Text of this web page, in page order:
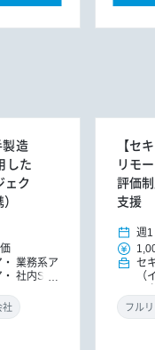
製造
した
ェク
業務系ア
社内SE
社
【セ
リモ
評価
支援
週1
セ
（
ン
フル